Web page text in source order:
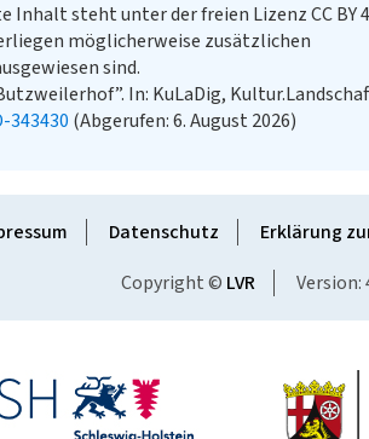
Inhalt steht unter der freien Lizenz CC BY
möglicherweise zusätzlichen
sind.
In: KuLaDig,
(Abgerufen: 6. August 2026)
Datenschutz Erklärung
Copyright © LVR Version: